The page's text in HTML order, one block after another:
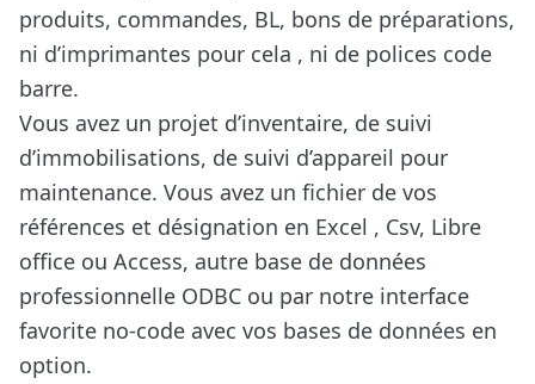
produits, commandes, BL, bons de préparations,
ni d’imprimantes pour cela , ni de polices code
barre.
Vous avez un projet d’inventaire, de suivi
d’immobilisations, de suivi d’appareil pour
maintenance. Vous avez un fichier de vos
références et désignation en Excel , Csv, Libre
office ou Access, autre base de données
professionnelle ODBC ou par notre interface
favorite no-code avec vos bases de données en
option.